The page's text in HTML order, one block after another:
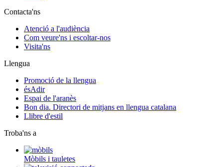
Contacta'ns
Atenció a l'audiència
Com veure'ns i escoltar-nos
Visita'ns
Llengua
Promoció de la llengua
ésAdir
Espai de l'aranès
Bon dia. Directori de mitjans en llengua catalana
Llibre d'estil
Troba'ns a
Mòbils i tauletes